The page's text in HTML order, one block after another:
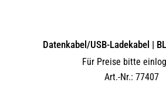
Datenkabel/USB-Ladekabel |
Für Preise bitte
Art.-Nr.: 77407